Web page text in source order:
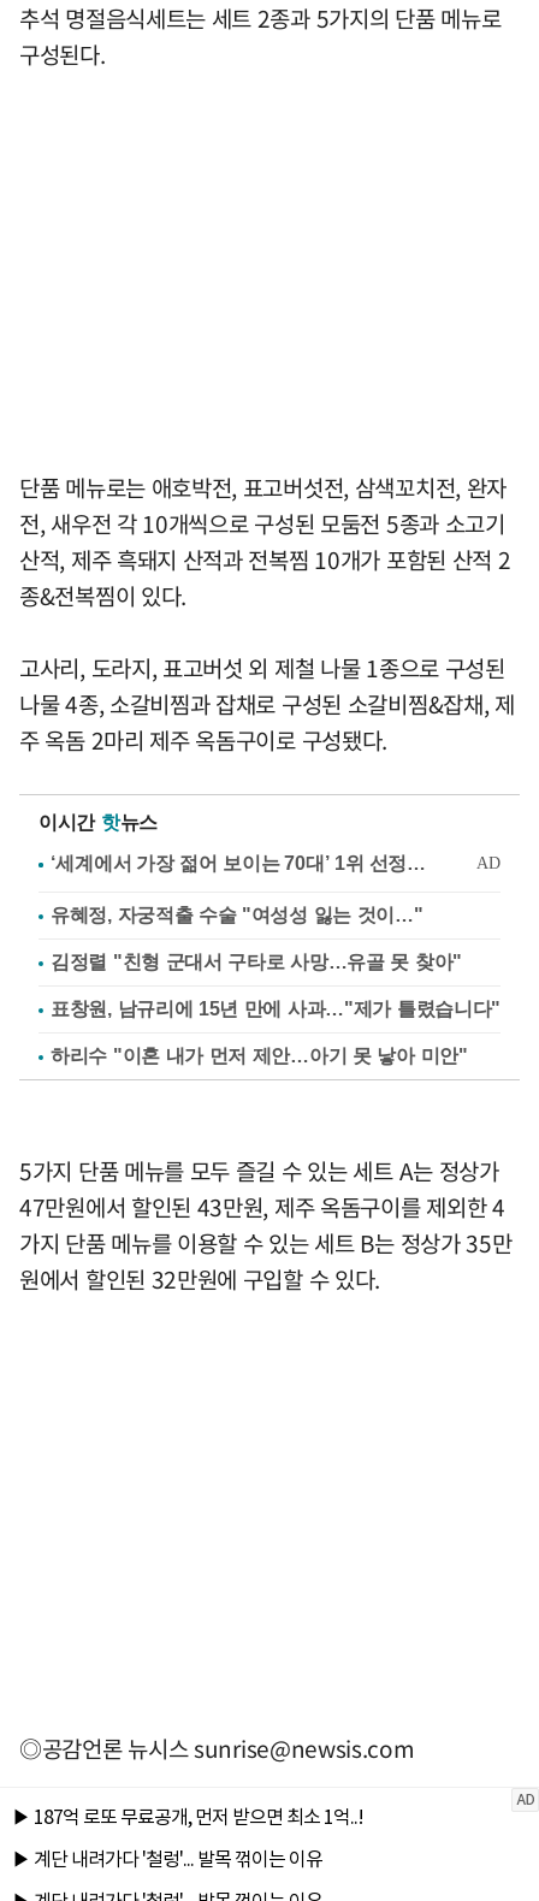
추석 명절음식세트는 세트 2종과 5가지의 단품 메뉴로
구성된다.
단품 메뉴로는 애호박전, 표고버섯전, 삼색꼬치전, 완자
전, 새우전 각 10개씩으로 구성된 모둠전 5종과 소고기
산적, 제주 흑돼지 산적과 전복찜 10개가 포함된 산적 2
종&전복찜이 있다.
고사리, 도라지, 표고버섯 외 제철 나물 1종으로 구성된
나물 4종, 소갈비찜과 잡채로 구성된 소갈비찜&잡채, 제
주 옥돔 2마리 제주 옥돔구이로 구성됐다.
이시간 핫뉴스
유혜정, 자궁적출 수술 "여성성 잃는 것이…"
김정렬 "친형 군대서 구타로 사망…유골 못 찾아"
표창원, 남규리에 15년 만에 사과…"제가 틀렸습니다"
하리수 "이혼 내가 먼저 제안…아기 못 낳아 미안"
5가지 단품 메뉴를 모두 즐길 수 있는 세트 A는 정상가
47만원에서 할인된 43만원, 제주 옥돔구이를 제외한 4
가지 단품 메뉴를 이용할 수 있는 세트 B는 정상가 35만
원에서 할인된 32만원에 구입할 수 있다.
◎공감언론 뉴시스sunrise@newsis.com